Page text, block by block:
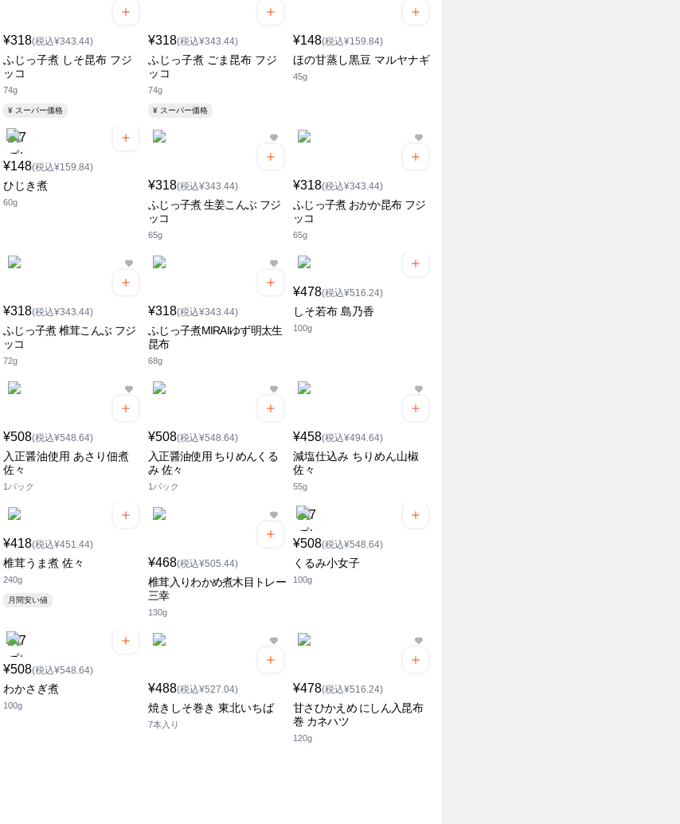
¥318(税込¥343.44)
ふじっ子煮 しそ昆布 フジ
ッコ
74g
¥ スーパー価格
¥318(税込¥343.44)
ふじっ子煮 ごま昆布 フジ
ッコ
74g
¥ スーパー価格
¥148(税込¥159.84)
ほの甘蒸し黒豆 マルヤナギ
45g
¥148(税込¥159.84)
ひじき煮
60g
¥318(税込¥343.44)
ふじっ子煮 生姜こんぶ フジ
ッコ
65g
¥318(税込¥343.44)
ふじっ子煮 おかか昆布 フジ
ッコ
65g
¥318(税込¥343.44)
ふじっ子煮 椎茸こんぶ フジ
ッコ
72g
¥318(税込¥343.44)
ふじっ子煮MIRAIゆず明太生
昆布
68g
¥478(税込¥516.24)
しそ若布 島乃香
100g
¥508(税込¥548.64)
入正醤油使用 あさり佃煮
佐々
1パック
¥508(税込¥548.64)
入正醤油使用 ちりめんくる
み 佐々
1パック
¥458(税込¥494.64)
減塩仕込み ちりめん山椒
佐々
55g
¥418(税込¥451.44)
椎茸うま煮 佐々
240g
月間安い値
¥468(税込¥505.44)
椎茸入りわかめ煮木目トレー
三幸
130g
¥508(税込¥548.64)
くるみ小女子
100g
¥508(税込¥548.64)
わかさぎ煮
100g
¥488(税込¥527.04)
焼きしそ巻き 東北いちば
7本入り
¥478(税込¥516.24)
甘さひかえめ にしん入昆布
巻 カネハツ
120g